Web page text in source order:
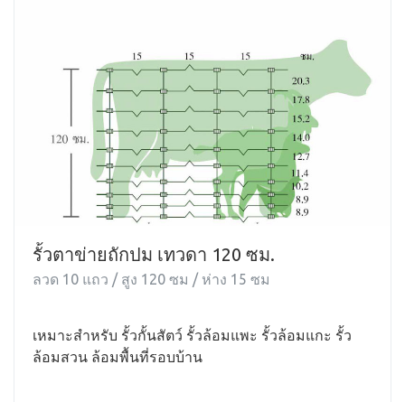
รั้วตาข่ายถักปม เทวดา 120 ซม.
ลวด 10 แถว / สูง 120 ซม / ห่าง 15 ซม
เหมาะสำหรับ รั้วกั้นสัตว์ รั้วล้อมแพะ รั้วล้อมแกะ รั้ว
ล้อมสวน ล้อมพื้นที่รอบบ้าน